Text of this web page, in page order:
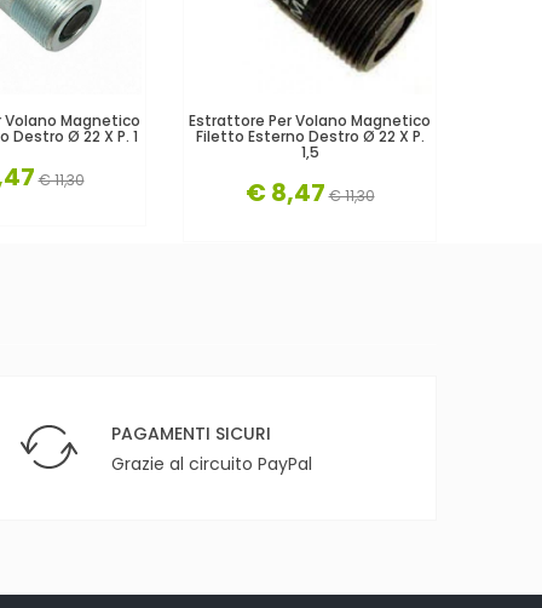
Volano Magnetico
Destro Ø 22 X P. 1
€ 11,30
Estrattore Per Volano Magnetico
Filetto Esterno Destro Ø 22 X P.
1,5
€ 8,47 € 11,30
PAGAMENTI SICURI
Grazie al circuito PayPal